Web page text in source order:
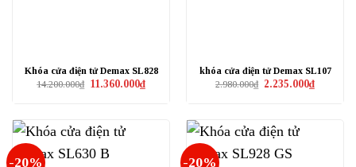
Khóa cửa điện tử Demax SL828
14.200.000₫ Giá
11.360.000₫Giá
hiện
11.360.000₫.
khóa cửa điện tử Demax SL107
2.980.000₫ Giá
2.235.000₫Giá
hiện
-20% -20%